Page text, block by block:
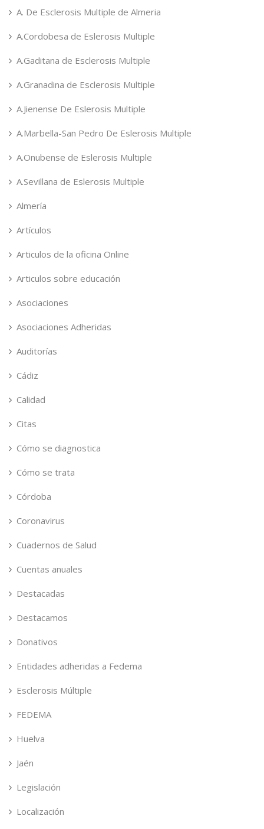
A. De Esclerosis Multiple de Almeria
A.Cordobesa de Eslerosis Multiple
A.Gaditana de Esclerosis Multiple
A.Granadina de Esclerosis Multiple
A.Jienense De Eslerosis Multiple
A.Marbella-San Pedro De Eslerosis Multiple
A.Onubense de Eslerosis Multiple
A.Sevillana de Eslerosis Multiple
Almería
Artículos
Articulos de la oficina Online
Articulos sobre educación
Asociaciones
Asociaciones Adheridas
Auditorías
Cádiz
Calidad
Citas
Cómo se diagnostica
Cómo se trata
Córdoba
Coronavirus
Cuadernos de Salud
Cuentas anuales
Destacadas
Destacamos
Donativos
Entidades adheridas a Fedema
Esclerosis Múltiple
FEDEMA
Huelva
Jaén
Legislación
Localización